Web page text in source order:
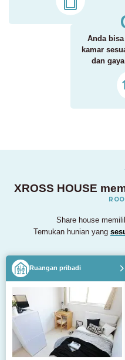
Anda
kamar
dan
XROSS HOUSE
Share house
Temukan hunian yang
Ruangan pribadi